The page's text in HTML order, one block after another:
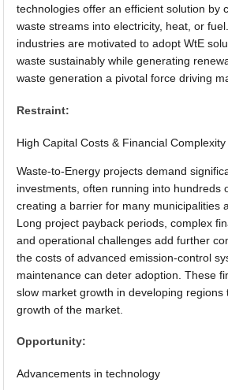
technologies offer an efficient solution by
waste streams into electricity, heat, or
industries are motivated to adopt WtE
waste sustainably while generating
waste generation a pivotal force driving
Restraint:
High Capital Costs & Financial Complexity
Waste-to-Energy projects demand
investments, often running into hundreds
creating a barrier for many municipalities
Long project payback periods, complex
and operational challenges add further
the costs of advanced emission-control
maintenance can deter adoption. These
slow market growth in developing regions
growth of the market.
Opportunity:
Advancements in technology